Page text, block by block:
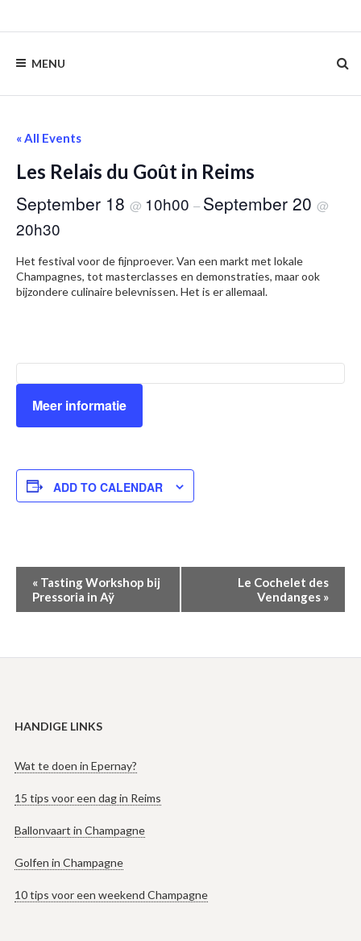
MENU
« All Events
Les Relais du Goût in Reims
September 18 @ 10h00 – September 20 @
20h30
Het festival voor de fijnproever. Van een markt met lokale
Champagnes, tot masterclasses en demonstraties, maar ook
bijzondere culinaire belevnissen. Het is er allemaal.
Meer informatie
ADD TO CALENDAR
Event
Navigation
« Tasting Workshop bij
Pressoria in Aÿ
Le Cochelet des
Vendanges »
HANDIGE LINKS
Wat te doen in Epernay?
15 tips voor een dag in Reims
Ballonvaart in Champagne
Golfen in Champagne
10 tips voor een weekend Champagne